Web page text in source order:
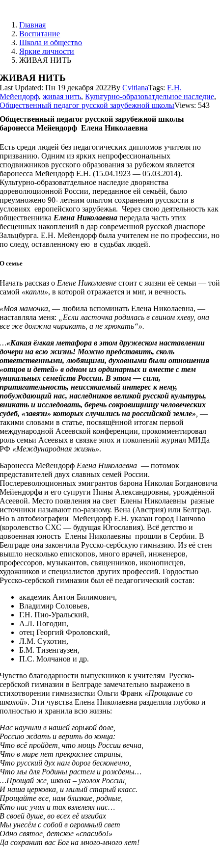
contentГлавная
Воспитание
Школа и общество
Яркие личности
ЖИВАЯ НИТЬ
ЖИВАЯ НИТЬ
Last Updated: Пн 19 декабря 2022ByCvitlanaTags:Е.Н.
Мейендорф,живая нить,Культурно-образоватдельное наследие,
Общественный педагог русской зарубежной школыViews: 543
Общественный педагог русской зарубежной школы
баронесса Мейендорф Елена Николаевна
Есть среди людей без педагогических дипломов учителя по
призванию. Одним из ярких непрофессиональных
сподвижников русского образования за рубежом является
баронесса Мейендорф Е.Н. (15.04.1923 — 05.03.2014).
Культурно-образоватдельное наследие дворянства
дореволюционной России, переданное ей семьёй, было
преумножено 90- летним опытом сохранения русскости в
условиях европейского зарубежья. Через свою деятельность как
общественника Елена Николаевна передала часть этих
бесценных накоплений в дар современной русской диаспоре
Зальцбурга. Е.Н. Мейендорф была учителем не по профессии, но
по следу, оставленному ею в судьбах людей.
О семье
Начать рассказ о Елене Николаевнестоит с жизни её семьи — той
самой «капли», в которой отражается и миг, и вечность.
«Моя мамочка, — любила вспоминать Елена Николаевна, —
наставляла меня:
„Если ласточка родилась в свином хлеву, она
все же должна чирикать, а не хрюкать“».
…«Какая ёмкая метафора в этом дружеском наставлении
дочери на всю жизнь! Можно представить, сколь
ответственными, любящими, духовными были отношения
«отцов и детей» в одном из ординарных и вместе с тем
уникальных семейств России. В этом — сила,
притягательность, неиссякаемый интерес к нему,
побуждающий нас, наследников великой русской культуры,
вникать и исследовать, беречь сокровищницу человеческих
судеб, «завязи» которых случились на российской земле» —
такими словами в статье, посвящённой итогам первой
международной Асеевской конференции, прокомментировал
роль семьи Асеевых в связке эпох и поколений журнал МИДа
РФ «Международная жизнь».
Баронесса Мейендорф Елена Николаевна — потомок
представителей двух славных семей России.
Послереволюционных эмигрантов барона Николая Богдановича
Мейендорфа и его супруги Нины Александровны, урождённой
Асеевой. Место появления на свет Елены Николаевны разные
источники называют по-разному. Вена (Австрия) или Белград.
Но в автобиографии Мейендорф Е.Н. указан город Панчово
(королевство СХС — будущая Югославия). Всё детство и
довоенная юность Елены Николаевны прошли в Сербии. В
Белграде она закончила Русско-сербскую гимназию. Из её стен
вышло несколько епископов, много врачей, инженеров,
профессоров, музыкантов, священников, иконописцев,
художников и специалистов других профессий. Гордостью
Русско-сербской гимназии был её педагогический состав:
академик Антон Билимович,
Владимир Соловьев,
Г.Н. Пио-Уральский,
А.Л. Погодин,
отец Георгий Фроловский,
Л.М. Сухотин,
Б.М. Тизенгаузен,
П.С. Молчанов и др.
Чувство благодарности выпускников к учителям Русско-
сербской гимназии в Белграде замечательно выражено в
стихотворении гимназистки Ольги Франк «Прощание со
школой». Эти чувства Елена Николаевна разделяла глубоко и
полностью и хранила всю жизнь:
Нас научили в нашей горькой доле,
Россию ждать и верить до конца:
Что всё пройдет, что мощь России вечна,
Что в мире нет прекраснее страны,
Что русский дух нам дорог бесконечно,
Что мы для Родины растем и рождены…
…Прощай же, школа – уголок России,
И наша церковка, и милый старый класс.
Прощайте все, нам близкие, родные,
Кто нас учил и так взлелеял нас…
В своей душе, во всех её изгибах
Мы унесём с собой в огромный свет
Одно святое, детское «спасибо!»
Да сохранит вас Бог на много-много лет!